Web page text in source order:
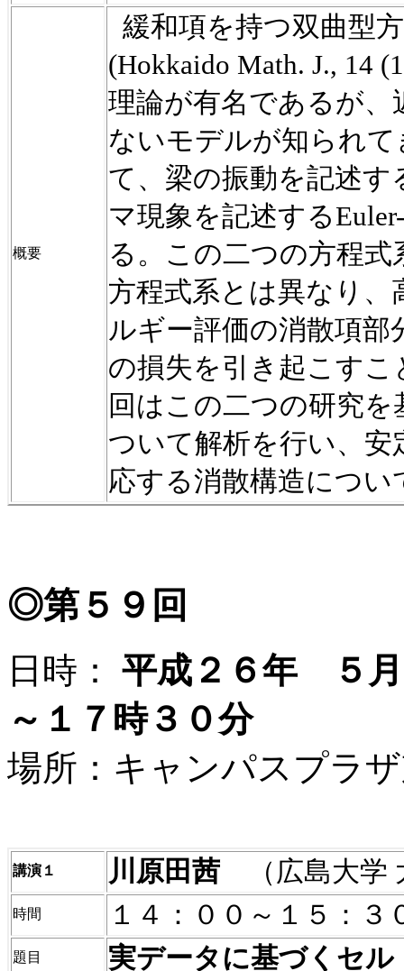
概要
緩和項を持つ双曲型
(Hokkaido Math. J., 14
理論が有名であるが、
ないモデルが知られ
て、梁の振動を記述す
マ現象を記述する
る。この二つの方程
方程式系とは異なり
ルギー評価の消散項
の損失を引き起こす
回はこの二つの研究
ついて解析を行い、
応する消散構造につ
◎第５９回
日時：
平成２６年 ５
～１７時３０分
場所：キャンパスプラ
講演１ 川原田茜 （広島大
時間 １４：００～１５：３
題目 実データに基づくセ